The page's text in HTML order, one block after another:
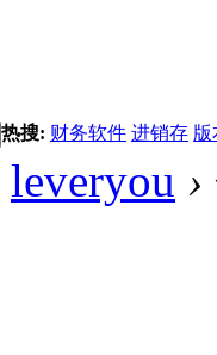
热搜: 财务软件 进销存 版
leveryou ›